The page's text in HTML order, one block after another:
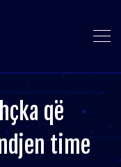
që
time